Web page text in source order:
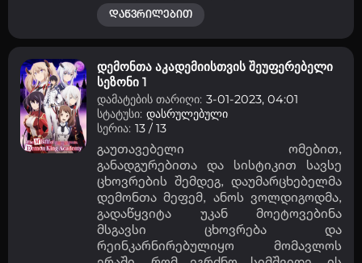
დაწვრილებით
დემონთა აკადემიისთვის შეუფერებელი
სეზონი 1
დამატების თარიღი: 3-01-2023, 04:01
სტატუსი: დასრულებული
სერია: 13 / 13
გაუთავებელი ომებით,
განადგურებითა და სისტიკით სავსე
ცხოვრების შემდეგ, დაუმარცხებელმა
დემონთა მეფემ, ანოს ვოლდიგოდმა,
გადაწყვიტა უკან მოეტოვებინა
მსგავსი ცხოვრება და
რეინკარნირებულიყო მომავლოს